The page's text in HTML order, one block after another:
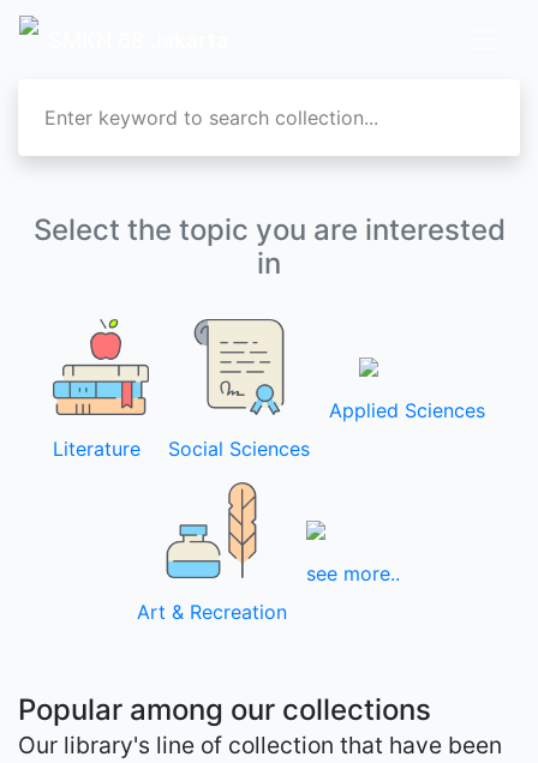
Select the topic you are interested
in
Literature Social Sciences
Applied Sciences
Art & Recreation
see more..
Popular among our collections
Our library's line of collection that have been